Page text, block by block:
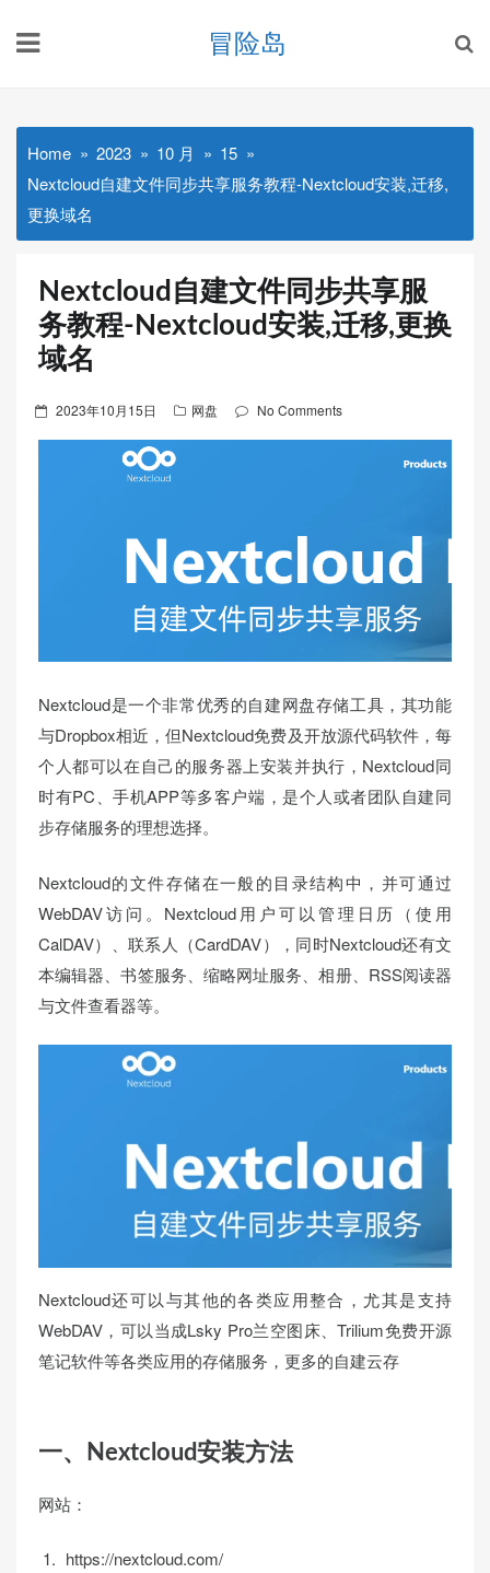
冒险岛
Home 2023 10 月
15
Nextcloud自建文件同步共享服务教程-Nextcloud安装,迁移,
更换域名
Nextcloud自建文件同步共享服
务教程-Nextcloud安装,迁移,更换
域名
Posted
2023年10月15日 网盘 No Comments
Nextcloud是一个非常优秀的自建网盘存储工具，其功能
与Dropbox相近，但Nextcloud免费及开放源代码软件，每
个人都可以在自己的服务器上安装并执行，Nextcloud同
时有PC、手机APP等多客户端，是个人或者团队自建同
步存储服务的理想选择。
Nextcloud的文件存储在一般的目录结构中，并可通过
WebDAV访问。Nextcloud用户可以管理日历（使用
CalDAV）、联系人（CardDAV），同时Nextcloud还有文
本编辑器、书签服务、缩略网址服务、相册、RSS阅读器
与文件查看器等。
Nextcloud还可以与其他的各类应用整合，尤其是支持
WebDAV，可以当成Lsky Pro兰空图床、Trilium免费开源
笔记软件等各类应用的存储服务，更多的自建云存
一、Nextcloud安装方法
网站：
https://nextcloud.com/